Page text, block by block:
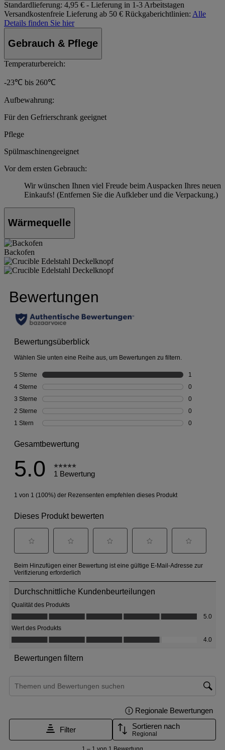
Standardlieferung: 4,95 € - Lieferung in 1-3 Arbeitstagen
Versandkostenfreie Lieferung ab 50 € Rückgaberichtlinien: Alle
Details finden Sie hier
Gebrauch & Pflege
Temperaturbereich:
-23℃ bis 260℃
Aufbewahrung:
Für den Gefrierschrank geeignet
Pflege
Spülmaschinengeeignet
Vor dem ersten Gebrauch:
Wir wünschen Ihnen viel Freude beim Auspacken Ihres neuen
Einkaufs! (Entfernen Sie die Aufkleber und die Verpackung.)
Wärmequelle
Backofen